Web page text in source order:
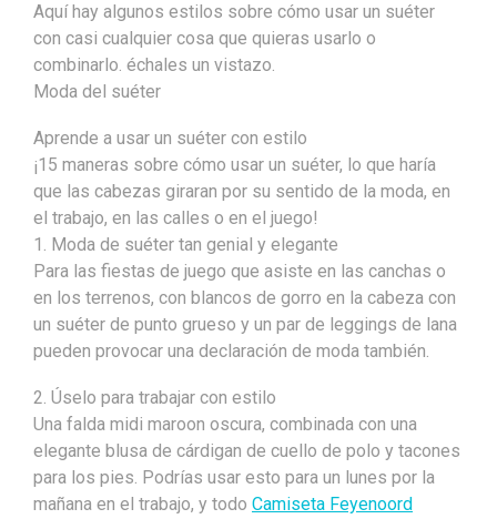
Aquí hay algunos estilos sobre cómo usar un suéter
con casi cualquier cosa que quieras usarlo o
combinarlo. échales un vistazo.
Moda del suéter
Aprende a usar un suéter con estilo
¡15 maneras sobre cómo usar un suéter, lo que haría
que las cabezas giraran por su sentido de la moda, en
el trabajo, en las calles o en el juego!
1. Moda de suéter tan genial y elegante
Para las fiestas de juego que asiste en las canchas o
en los terrenos, con blancos de gorro en la cabeza con
un suéter de punto grueso y un par de leggings de lana
pueden provocar una declaración de moda también.
2. Úselo para trabajar con estilo
Una falda midi maroon oscura, combinada con una
elegante blusa de cárdigan de cuello de polo y tacones
para los pies. Podrías usar esto para un lunes por la
mañana en el trabajo, y todo Camiseta Feyenoord